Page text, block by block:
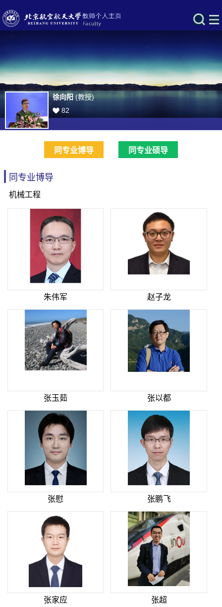
徐向阳(教授)
82
同专业博导 同专业硕导
同专业博导
机械工程
朱伟军 赵子龙
张玉茹 张以都
张慰 张鹏飞
张家应 张超